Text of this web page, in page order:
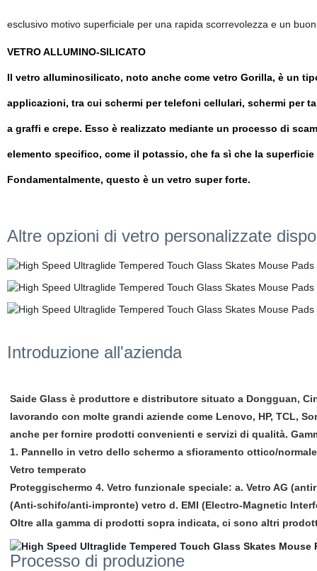
esclusivo motivo superficiale per una rapida scorrevolezza e un
VETRO ALLUMINO-SILICATO
Il vetro alluminosilicato, noto anche come vetro Gorilla, è un
applicazioni, tra cui schermi per telefoni cellulari, schermi per
a graffi e crepe. Esso è realizzato mediante un processo di
elemento specifico, come il potassio, che fa sì che la
Fondamentalmente, questo è un vetro super forte.
Altre opzioni di vetro personalizzate
Introduzione all'azienda
Saide Glass è produttore e distributore situato a Dongguan,
lavorando con molte grandi aziende come Lenovo, HP, TCL,
anche per fornire prodotti convenienti e servizi di qualità.
1. Pannello in vetro dello schermo a sfioramento ottico/
Vetro temperato
Proteggischermo 4. Vetro funzionale speciale: a. Vetro AG
(Anti-schifo/anti-impronte) vetro d. EMI (Electro-Magnetic
Oltre alla gamma di prodotti sopra indicata, ci sono altri
Processo di produzione